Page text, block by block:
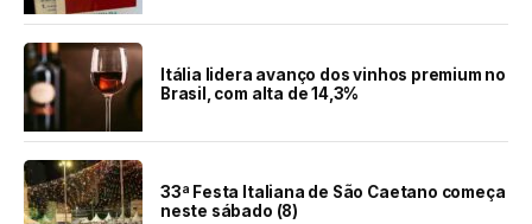
Itália lidera avanço dos vinhos premium no
Brasil, com alta de 14,3%
33ª Festa Italiana de São Caetano começa
neste sábado (8)